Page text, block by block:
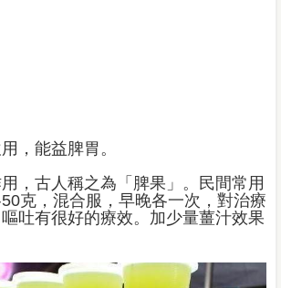
，能益脾胃。
，古人稱之為「脾果」。民間常用
克，混合服，早晚各一次，對治療
吐有很好的療效。加少量薑汁效果